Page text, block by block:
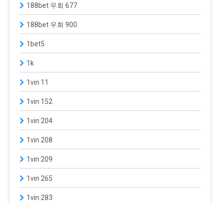
188bet 우회 677
188bet 우회 900
1bet5
1k
1vin 11
1vin 152
1vin 204
1vin 208
1vin 209
1vin 265
1vin 283